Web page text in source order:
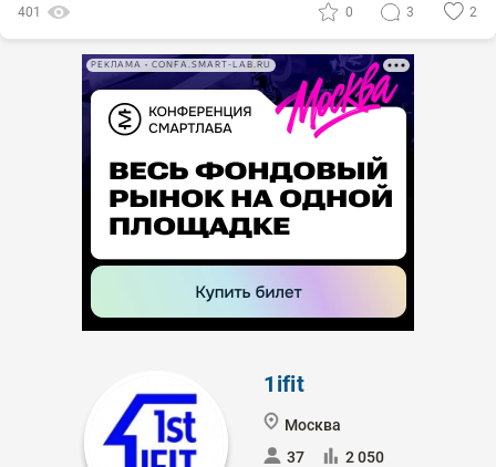
401 0 3 2
РЕКЛАМА • CONFA.SMART-LAB.RU
1ifit
Москва
37
2 050